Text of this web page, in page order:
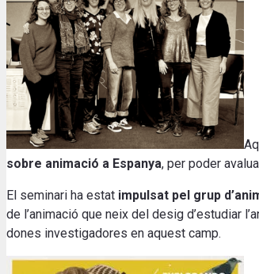
sobre animació a Espanya, per poder
El seminari ha estat impulsat pel grup
de l’animació que neix del desig d’estudiar
dones investigadores en aquest camp.